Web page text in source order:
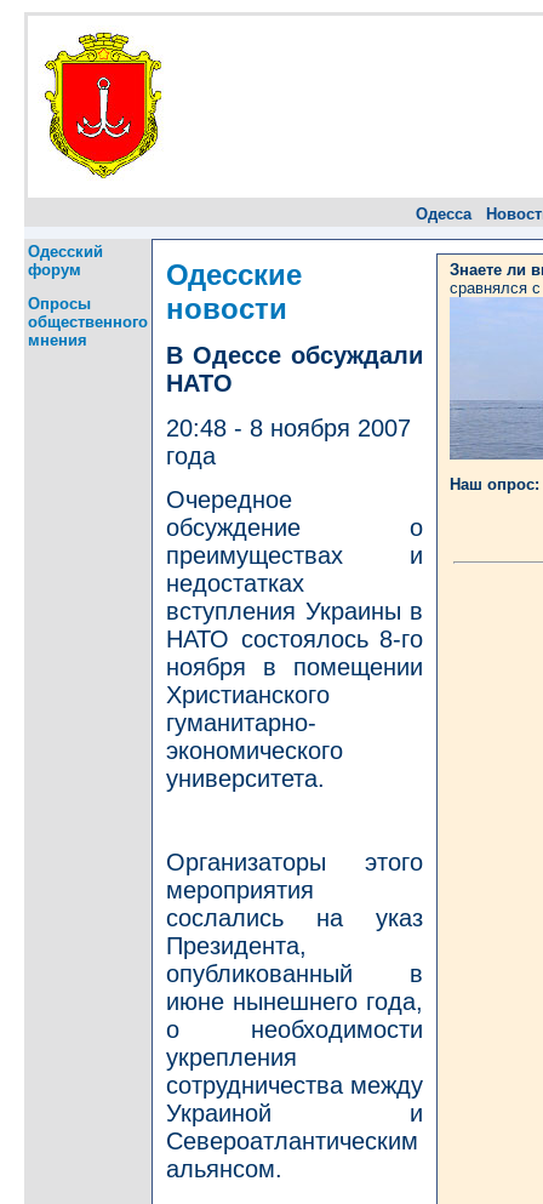
Одесса
Одесский
форум
Опросы
общественного
мнения
Одесские
новости
В Одессе обсуждали
НАТО
20:48 - 8 ноября 2007
года
Очередное
обсуждение о
преимуществах и
недостатках
вступления Украины в
НАТО состоялось 8-го
ноября в помещении
Христианского
гуманитарно-
экономического
университета.
Организаторы этого
мероприятия
сослались на указ
Президента,
опубликованный в
июне нынешнего года,
о необходимости
укрепления
сотрудничества между
Украиной и
Североатлантическим
альянсом.
Знаете ли
сравнялся
Наш опрос: